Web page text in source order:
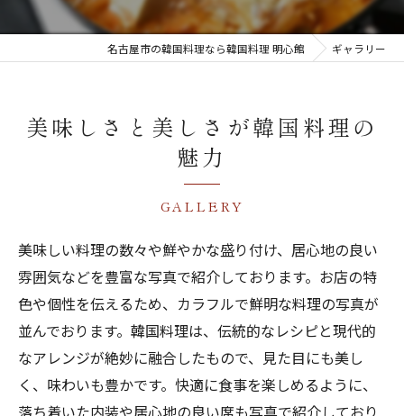
名古屋市の韓国料理なら韓国料理 明心館 ギャラリー
美味しさと美しさが韓国料理の
魅力
GALLERY
美味しい料理の数々や鮮やかな盛り付け、居心地の良い
雰囲気などを豊富な写真で紹介しております。お店の特
色や個性を伝えるため、カラフルで鮮明な料理の写真が
並んでおります。韓国料理は、伝統的なレシピと現代的
なアレンジが絶妙に融合したもので、見た目にも美し
く、味わいも豊かです。快適に食事を楽しめるように、
落ち着いた内装や居心地の良い席も写真で紹介しており